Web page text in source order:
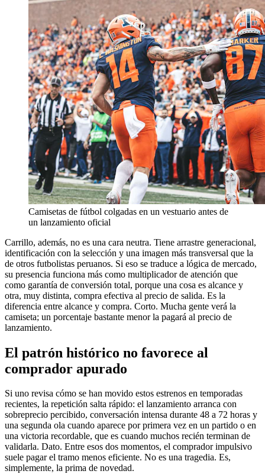
Camisetas de fútbol colgadas en un vestuario antes de
un lanzamiento oficial
Carrillo, además, no es una cara neutra. Tiene arrastre generacional,
identificación con la selección y una imagen más transversal que la
de otros futbolistas peruanos. Si eso se traduce a lógica de mercado,
su presencia funciona más como multiplicador de atención que
como garantía de conversión total, porque una cosa es alcance y
otra, muy distinta, compra efectiva al precio de salida. Es la
diferencia entre alcance y compra. Corto. Mucha gente verá la
camiseta; un porcentaje bastante menor la pagará al precio de
lanzamiento.
El patrón histórico no favorece al
comprador apurado
Si uno revisa cómo se han movido estos estrenos en temporadas
recientes, la repetición salta rápido: el lanzamiento arranca con
sobreprecio percibido, conversación intensa durante 48 a 72 horas y
una segunda ola cuando aparece por primera vez en un partido o en
una victoria recordable, que es cuando muchos recién terminan de
validarla. Dato. Entre esos dos momentos, el comprador impulsivo
suele pagar el tramo menos eficiente. No es una tragedia. Es,
simplemente, la prima de novedad.